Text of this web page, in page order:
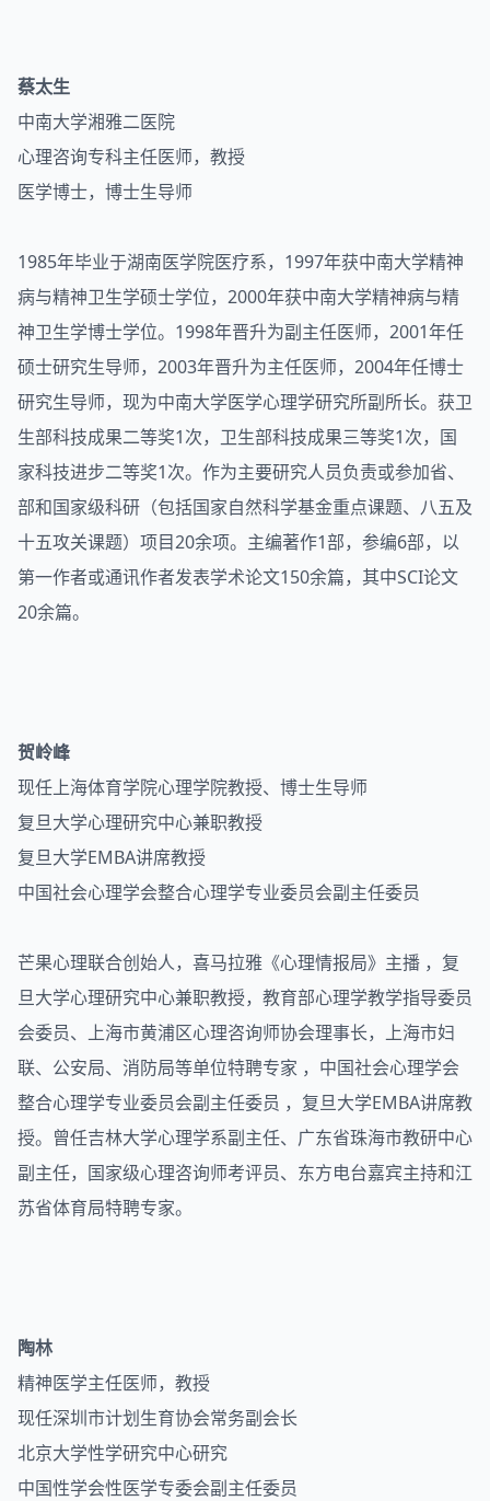
蔡太生
中南大学湘雅二医院
心理咨询专科主任医师，教授
医学博士，博士生导师
1985年毕业于湖南医学院医疗系，1997年获中南大学精神
病与精神卫生学硕士学位，2000年获中南大学精神病与精
神卫生学博士学位。1998年晋升为副主任医师，2001年任
硕士研究生导师，2003年晋升为主任医师，2004年任博士
研究生导师，现为中南大学医学心理学研究所副所长。获卫
生部科技成果二等奖1次，卫生部科技成果三等奖1次，国
家科技进步二等奖1次。作为主要研究人员负责或参加省、
部和国家级科研（包括国家自然科学基金重点课题、八五及
十五攻关课题）项目20余项。主编著作1部，参编6部，以
第一作者或通讯作者发表学术论文150余篇，其中SCI论文
20余篇。
贺岭峰
现任上海体育学院心理学院教授、博士生导师
复旦大学心理研究中心兼职教授
复旦大学EMBA讲席教授
中国社会心理学会整合心理学专业委员会副主任委员
芒果心理联合创始人，喜马拉雅《心理情报局》主播 ，复
旦大学心理研究中心兼职教授，教育部心理学教学指导委员
会委员、上海市黄浦区心理咨询师协会理事长，上海市妇
联、公安局、消防局等单位特聘专家 ，中国社会心理学会
整合心理学专业委员会副主任委员 ，复旦大学EMBA讲席教
授。曾任吉林大学心理学系副主任、广东省珠海市教研中心
副主任，国家级心理咨询师考评员、东方电台嘉宾主持和江
苏省体育局特聘专家。
陶林
精神医学主任医师，教授
现任深圳市计划生育协会常务副会长
北京大学性学研究中心研究
中国性学会性医学专委会副主任委员